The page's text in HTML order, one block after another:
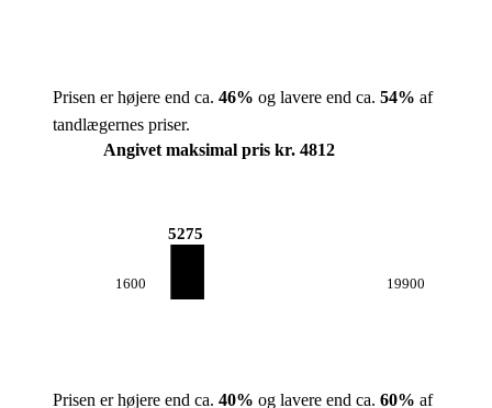
Prisen er højere end ca. 46% og lavere end ca. 54% af
tandlægernes priser.
Angivet maksimal pris kr. 4812
1600
5275
19900
Prisen er højere end ca. 40% og lavere end ca. 60% af